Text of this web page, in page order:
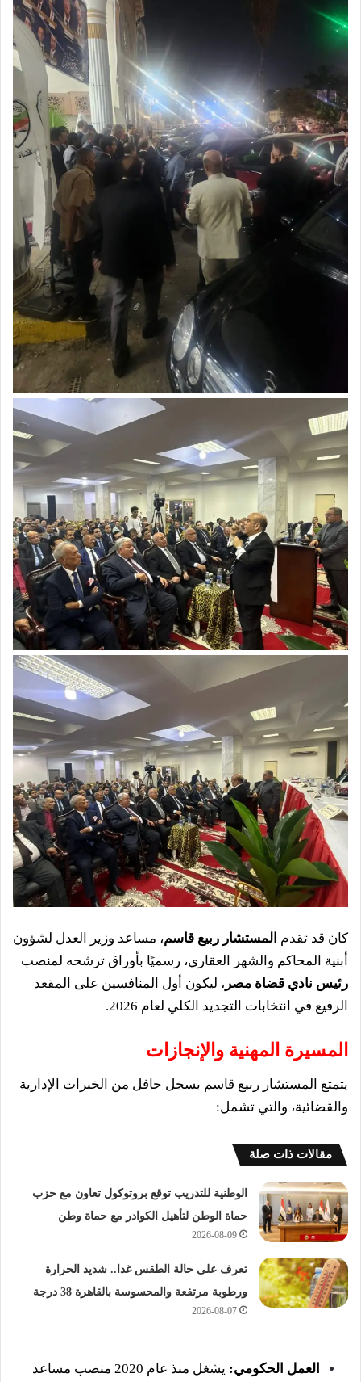
كان قد تقدم المستشار ربيع قاسم، مساعد وزير العدل لشؤون
أبنية المحاكم والشهر العقاري، رسميًا بأوراق ترشحه لمنصب
رئيس نادي قضاة مصر ، ليكون أول المنافسين على المقعد
الرفيع في انتخابات التجديد الكلي لعام 2026.
المسيرة المهنية والإنجازات
يتمتع المستشار ربيع قاسم بسجل حافل من الخبرات الإدارية
والقضائية، والتي تشمل:
مقالات ذات صلة
الوطنية للتدريب توقع بروتوكول تعاون مع حزب
حماة الوطن لتأهيل الكوادر مع حماة وطن
2026-08-09
تعرف على حالة الطقس غدا.. شديد الحرارة
ورطوبة مرتفعة والمحسوسة بالقاهرة 38 درجة
2026-08-07
العمل الحكومي:
يشغل منذ عام 2020 منصب مساعد